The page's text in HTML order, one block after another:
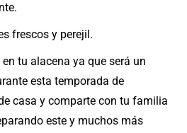
frescos y perejil.
tu alacena ya que será un
esta temporada de
casa y comparte con tu familia
este y muchos más